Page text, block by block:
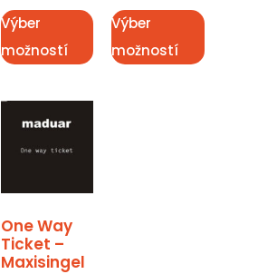
Výber
možností
Výber
možností
One Way
Ticket –
Maxisingel